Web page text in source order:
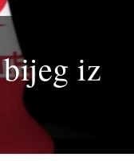
iz